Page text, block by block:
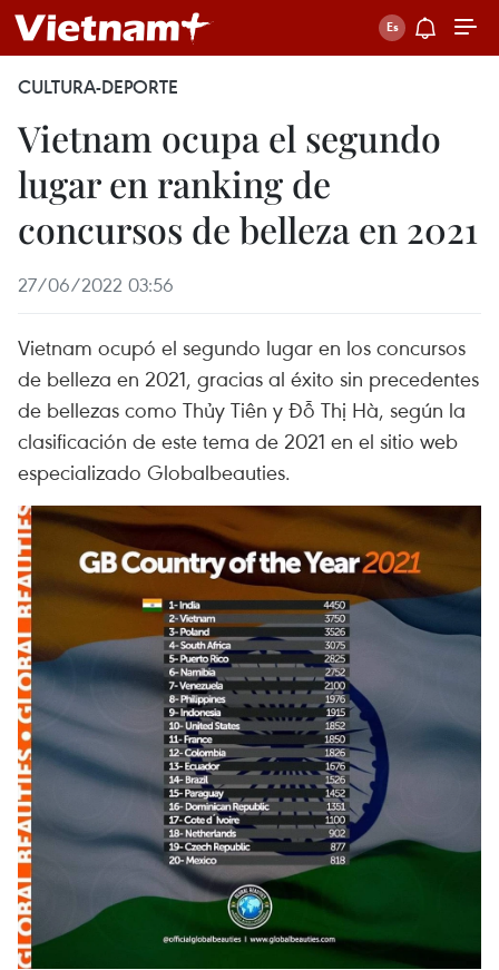
CULTURA-DEPORTE
Vietnam ocupa el segundo
lugar en ranking de
concursos de belleza en 2021
27/06/2022 03:56
Vietnam ocupó el segundo lugar en los concursos
de belleza en 2021, gracias al éxito sin precedentes
de bellezas como Thủy Tiên y Đỗ Thị Hà, según la
clasificación de este tema de 2021 en el sitio web
especializado Globalbeauties.